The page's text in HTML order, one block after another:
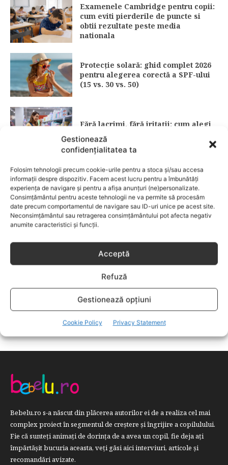
Gestionează
confidențialitatea ta
Folosim tehnologii precum cookie-urile pentru a stoca și/sau accesa
informații despre dispozitiv. Facem acest lucru pentru a îmbunătăți
experiența de navigare și pentru a afișa anunțuri (ne)personalizate.
Consimțământul pentru aceste tehnologii ne va permite să procesăm
date precum comportamentul de navigare sau ID-uri unice pe acest site.
Neconsimțământul sau retragerea consimțământului pot afecta negativ
anumite caracteristici și funcții.
Acceptă
Refuză
Gestionează opțiuni
Cookie Policy Privacy Statement
Examenele Cambridge pentru copii:
cum eviti pierderile de puncte si
obtii rezultate peste media
nationala
Protecție solară: ghid complet 2026
pentru alegerea corectă a SPF-ului
(15 vs. 30 vs. 50)
Fără lacrimi, fără iritații: cum alegi
CATEGORII POPULARE
EVENIMENTE
LIFESTYLE
COPII
634
FAMILIA
582
SANATATE COPII
424
DEZVOLTAREA COPILULUI
RETETE
259
Bebelu.ro s-a născut din plăcerea autorilor ei de a realiza cel mai
complex proiect în segmentul de creştere şi îngrijire a copilulului.
Fie că sunteţi animaţi de dorinţa de a avea un copil, fie deja aţi
împărtăşit bucuria aceasta, veți găsi aici interviuri, articole şi
recomandări avizate.